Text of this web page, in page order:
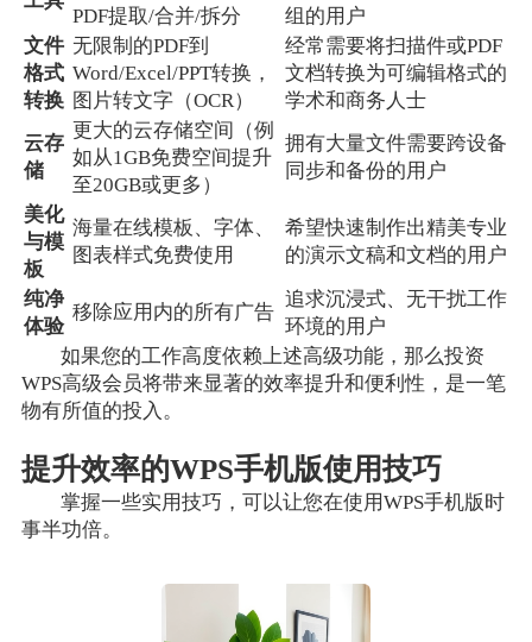
PDF提取/合并/拆分
组的用户
文件
格式
转换
无限制的PDF到
Word/Excel/PPT转换，
图片转文字（OCR）
经常需要将扫描件或PDF
文档转换为可编辑格式的
学术和商务人士
云存
储
更大的云存储空间（例
如从1GB免费空间提升
至20GB或更多）
拥有大量文件需要跨设备
同步和备份的用户
美化
与模
板
海量在线模板、字体、
图表样式免费使用
希望快速制作出精美专业
的演示文稿和文档的用户
纯净
体验
移除应用内的所有广告
追求沉浸式、无干扰工作
环境的用户
如果您的工作高度依赖上述高级功能，那么投资
WPS高级会员将带来显著的效率提升和便利性，是一笔
物有所值的投入。
提升效率的WPS手机版使用技巧
掌握一些实用技巧，可以让您在使用WPS手机版时
事半功倍。